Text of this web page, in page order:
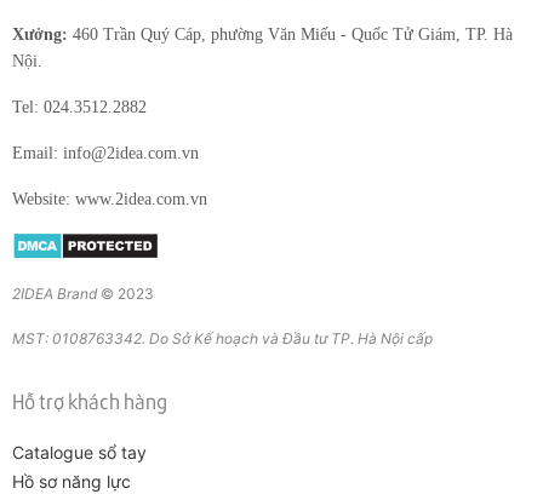
Xưởng: 460 Trần Quý Cáp, phường Văn Miếu - Quốc Tử Giám, TP. Hà
Nội.
Tel: 024.3512.2882
Email: info@2idea.com.vn
Website: www.2idea.com.vn
2IDEA Brand © 2023
MST: 0108763342. Do Sở Kế hoạch và Đầu tư TP. Hà Nội cấp
Hỗ trợ khách hàng
Catalogue sổ tay
Hồ sơ năng lực